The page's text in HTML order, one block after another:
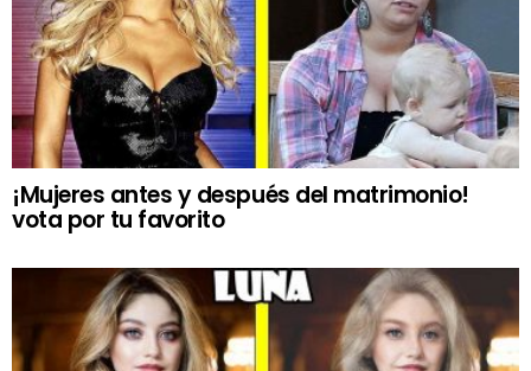
¡Mujeres antes y después del matrimonio!
vota por tu favorito